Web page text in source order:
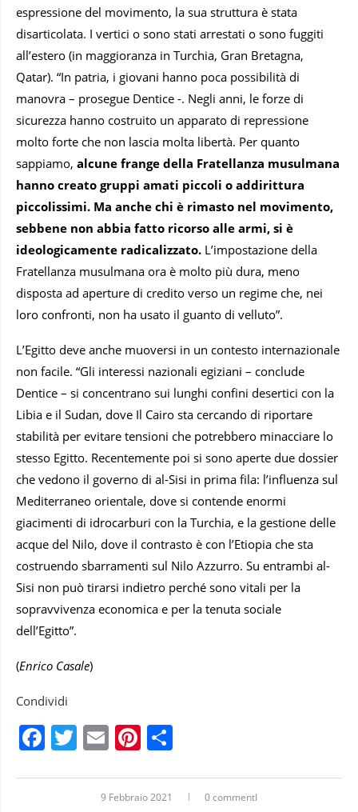
espressione del movimento, la sua struttura è stata
disarticolata. I vertici o sono stati arrestati o sono fuggiti
all’estero (in maggioranza in Turchia, Gran Bretagna,
Qatar). “In patria, i giovani hanno poca possibilità di
manovra – prosegue Dentice -. Negli anni, le forze di
sicurezza hanno costruito un apparato di repressione
molto forte che non lascia molta libertà. Per quanto
sappiamo, alcune frange della Fratellanza musulmana
hanno creato gruppi amati piccoli o addirittura
piccolissimi. Ma anche chi è rimasto nel movimento,
sebbene non abbia fatto ricorso alle armi, si è
ideologicamente radicalizzato. L’impostazione della
Fratellanza musulmana ora è molto più dura, meno
disposta ad aperture di credito verso un regime che, nei
loro confronti, non ha usato il guanto di velluto”.
L’Egitto deve anche muoversi in un contesto internazionale
non facile. “Gli interessi nazionali egiziani – conclude
Dentice – si concentrano sui lunghi confini desertici con la
Libia e il Sudan, dove Il Cairo sta cercando di riportare
stabilità per evitare tensioni che potrebbero minacciare lo
stesso Egitto. Recentemente poi si sono aperte due dossier
che vedono il governo di al-Sisi in prima fila: l’influenza sul
Mediterraneo orientale, dove si contende enormi
giacimenti di idrocarburi con la Turchia, e la gestione delle
acque del Nilo, dove il contrasto è con l’Etiopia che sta
costruendo sbarramenti sul Nilo Azzurro. Su entrambi al-
Sisi non può tirarsi indietro perché sono vitali per la
sopravvivenza economica e per la tenuta sociale
dell’Egitto”.
(Enrico Casale)
Condividi
Facebook
Twitter
EmailPinterest
9 Febbraio 2021 0 commentI